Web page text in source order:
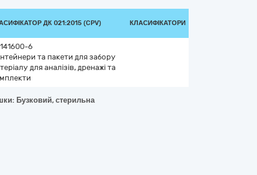
ДК 021:2015 (CPV) КЛАСИФІКАТОРИ
6
та пакети для забору
для аналізів, дренажі та
Бузковий, стерильна